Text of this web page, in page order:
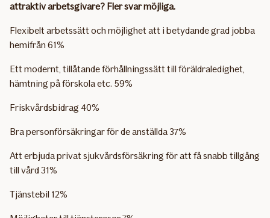
attraktiv arbetsgivare? Fler svar möjliga.
Flexibelt arbetssätt och möjlighet att i betydande grad jobba
hemifrån 61%
Ett modernt, tillåtande förhållningssätt till föräldraledighet,
hämtning på förskola etc. 59%
Friskvårdsbidrag 40%
Bra personförsäkringar för de anställda 37%
Att erbjuda privat sjukvårdsförsäkring för att få snabb tillgång
till vård 31%
Tjänstebil 12%